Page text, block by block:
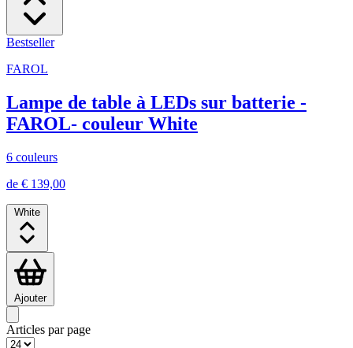
Bestseller
FAROL
Lampe de table à LEDs sur batterie -
FAROL- couleur White
6 couleurs
de € 139,00
White
Ajouter
Articles par page